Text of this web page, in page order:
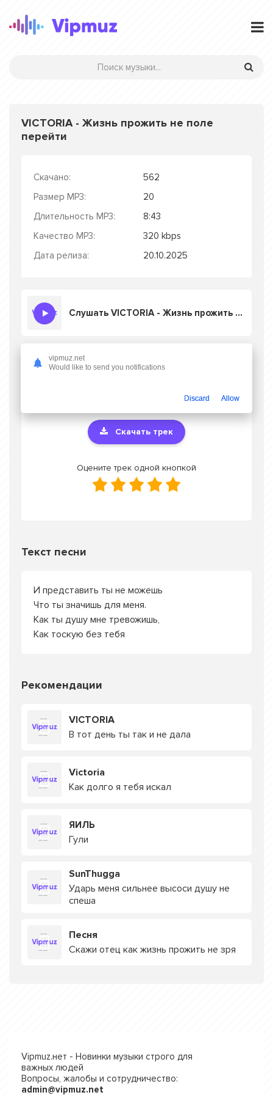
VICTORIA - Жизнь прожить не поле
перейти
Скачано:
562
Размер MP3:
20
Длительность MP3:
8:43
Качество MP3:
320 kbps
Дата релиза:
20.10.2025
Слушать VICTORIA - Жизнь прожить не поле перейти
Скачать песню VICTORIA - Жизнь прожить
Скачать трек
Оцените трек одной кнопкой
Текст песни
И представить ты не можешь
Что ты значишь для меня.
Как ты душу мне тревожишь,
Как тоскую без тебя
Рекомендации
VICTORIA
В тот день ты так и не дала
Victoria
Как долго я тебя искал
ЯИЛЬ
Гули
SunThugga
Ударь меня сильнее высоси душу не
спеша
Песня
Скажи отец как жизнь прожить не зря
Vipmuz.нет - Новинки музыки строго для
важных людей
Вопросы, жалобы и сотрудничество:
admin@vipmuz.net
vipmuz.net
Would like to send you notifications
Discard Allow